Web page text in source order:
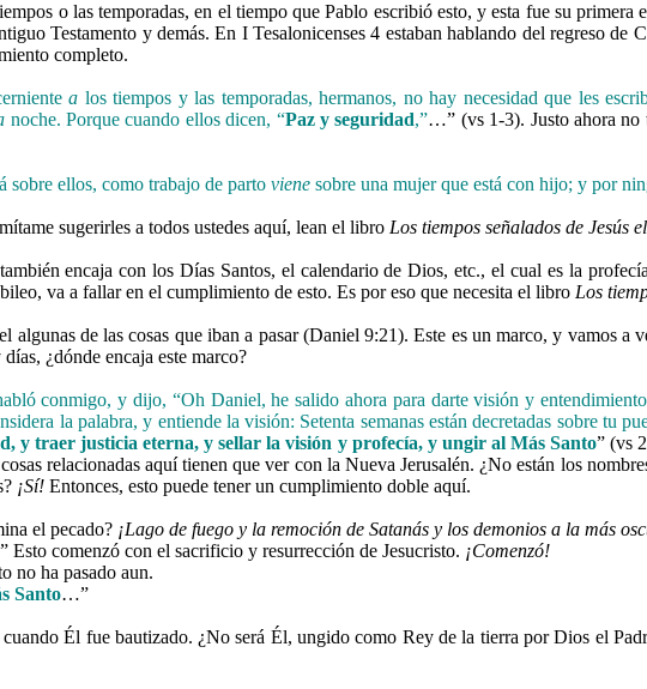
o las temporadas, en el tiempo que Pablo escribió esto, y esta fue su
Testamento y demás. En I Tesalonicenses 4 estaban hablando del regreso
completo.
a los tiempos y las temporadas, hermanos, no hay necesidad que les
noche. Porque cuando ellos dicen, “Paz y seguridad,”…” (vs 1-3). Justo ahora no
sobre ellos, como trabajo de partoviene sobre una mujer que está con hijo; y por
sugerirles a todos ustedes aquí, lean el libro Los tiempos señalados de Jesús
encaja con los Días Santos, el calendario de Dios, etc., el cual es la
va a fallar en el cumplimiento de esto. Es por eso que necesita el libro Los
de las cosas que iban a pasar (Daniel 9:21). Este es un marco, y vamos a
¿dónde encaja este marco?
conmigo, y dijo, “Oh Daniel, he salido ahora para darte visión y
la palabra, y entiende la visión: Setenta semanas están decretadas sobre tu
y traer justicia eterna, y sellar la visión y profecía, y ungir al Más Santo” (vs
relacionadas aquí tienen que ver con la Nueva Jerusalén. ¿No están los
¡Sí! Entonces, esto puede tener un cumplimiento doble aquí.
el pecado? ¡Lago de fuego y la remoción de Satanás y los demonios a la más
Esto comenzó con el sacrificio y resurrección de Jesucristo. ¡Comenzó!
no ha pasado aun.
Santo…”
Él fue bautizado. ¿No será Él, ungido como Rey de la tierra por Dios el